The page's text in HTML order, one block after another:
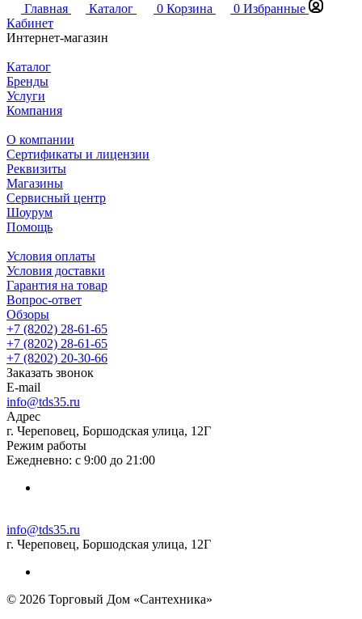
Главная
Каталог 0 Корзина 0 Избранные
Кабинет
Интернет-магазин
Каталог
Бренды
Услуги
Компания
О компании
Сертификаты и лицензии
Реквизиты
Магазины
Сервисный центр
Шоурум
Помощь
Условия оплаты
Условия доставки
Гарантия на товар
Вопрос-ответ
Обзоры
+7 (8202) 28‑61-65
+7 (8202) 28‑61-65
+7 (8202) 20‑30-66
Заказать звонок
E-mail
info@tds35.ru
Адрес
г. Череповец, Боршодская улица, 12Г
Режим работы
Ежедневно: с 9:00 до 21:00
info@tds35.ru
г. Череповец, Боршодская улица, 12Г
© 2026 Торговый Дом «Сантехника»